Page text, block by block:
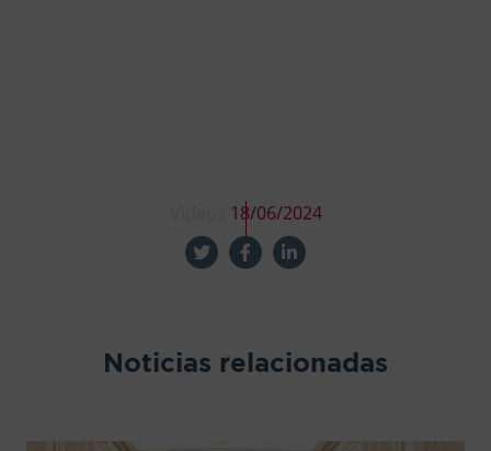
18/06/2024
Noticias relacionadas